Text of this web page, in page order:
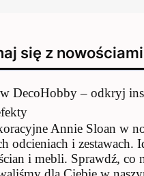
się z
DecoHobby – odkryj
Annie Sloan w
odcieniach i zestawach.
i mebli. Sprawdź, co